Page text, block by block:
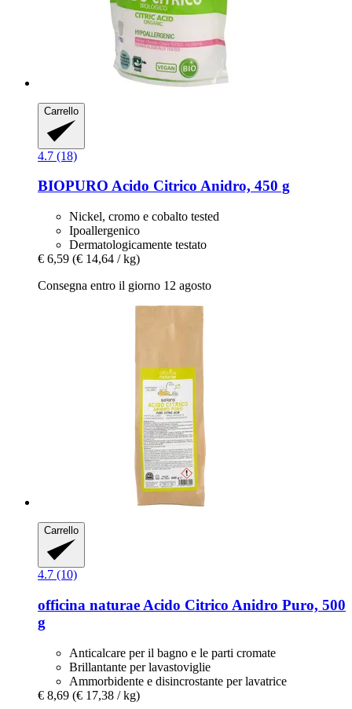
Carrello
4.7 (18)
BIOPURO Acido Citrico Anidro, 450 g
Nickel, cromo e cobalto tested
Ipoallergenico
Dermatologicamente testato
€ 6,59 (€ 14,64 / kg)
Consegna entro il giorno 12 agosto
Carrello
4.7 (10)
officina naturae Acido Citrico Anidro Puro, 500
g
Anticalcare per il bagno e le parti cromate
Brillantante per lavastoviglie
Ammorbidente e disincrostante per lavatrice
€ 8,69 (€ 17,38 / kg)